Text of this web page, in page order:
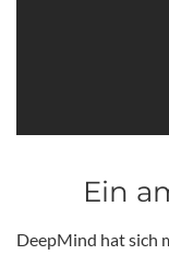
Ein
DeepMind hat sich